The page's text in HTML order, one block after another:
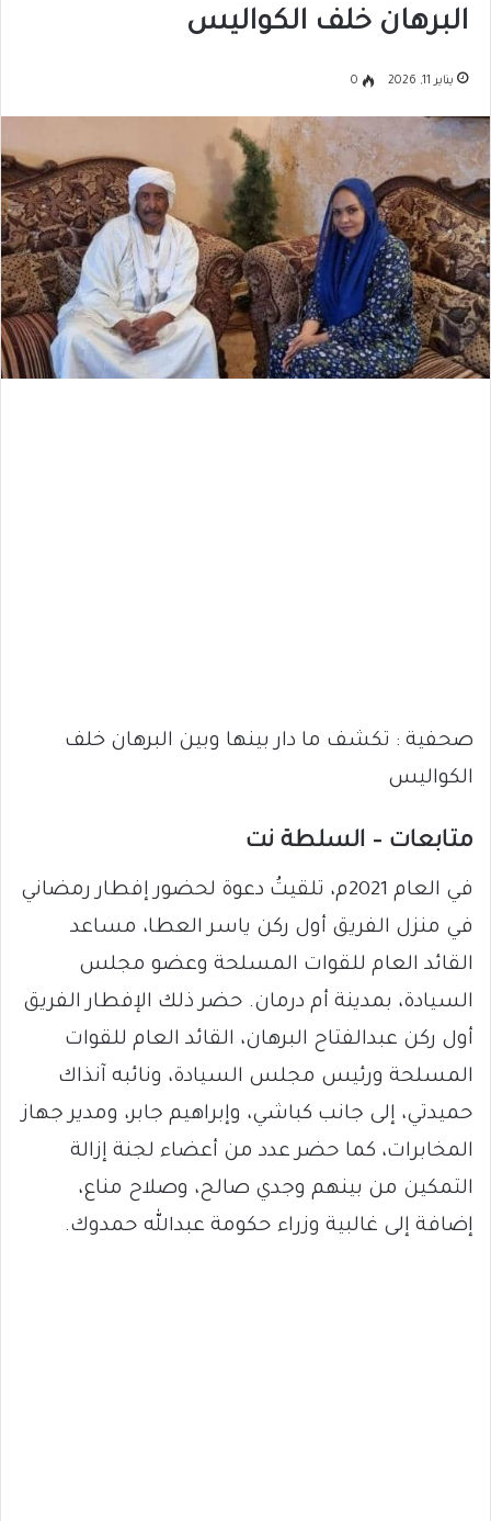
البرهان خلف الكواليس
يناير 11, 2026 0
صحفية : تكشف ما دار بينها وبين البرهان خلف
الكواليس
متابعات – السلطة نت
في العام 2021م، تلقيتُ دعوة لحضور إفطار رمضاني
في منزل الفريق أول ركن ياسر العطا، مساعد
القائد العام للقوات المسلحة وعضو مجلس
السيادة، بمدينة أم درمان. حضر ذلك الإفطار الفريق
أول ركن عبدالفتاح البرهان، القائد العام للقوات
المسلحة ورئيس مجلس السيادة، ونائبه آنذاك
حميدتي، إلى جانب كباشي، وإبراهيم جابر، ومدير جهاز
المخابرات، كما حضر عدد من أعضاء لجنة إزالة
التمكين من بينهم وجدي صالح، وصلاح مناع،
إضافة إلى غالبية وزراء حكومة عبدالله حمدوك.